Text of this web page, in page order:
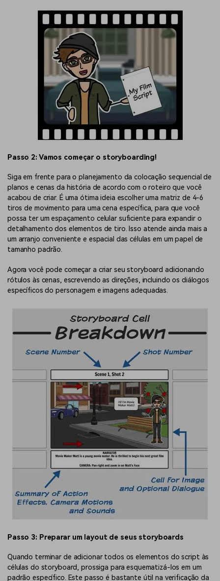
Passo 2: Vamos começar o storyboarding!
Siga em frente para o planejamento da colocação sequencial de
planos e cenas da história de acordo com o roteiro que você
acabou de criar. É uma ótima ideia escolher uma matriz de 4-6
tiros de movimento para uma cena específica, para que você
possa ter um espaçamento celular suficiente para expandir o
detalhamento dos elementos de tiro. Isso atende ainda mais a
um arranjo conveniente e espacial das células em um papel de
tamanho padrão.
Agora você pode começar a criar seu storyboard adicionando
rótulos às cenas, escrevendo as direções, incluindo os diálogos
específicos do personagem e imagens adequadas.
Passo 3: Preparar um layout de seus storyboards
Quando terminar de adicionar todos os elementos do script às
células do storyboard, prossiga para esquematizá-los em um
padrão específico. Este passo é bastante útil na verificação da